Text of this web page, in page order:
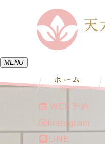
MENU
ホーム
Home
WEB予約
Instagram
LINE